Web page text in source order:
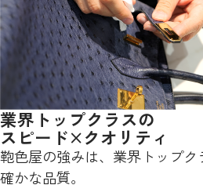
業界トップクラスの
スピード×クオリティ
鞄色屋の強みは、業界トップク
確かな品質。